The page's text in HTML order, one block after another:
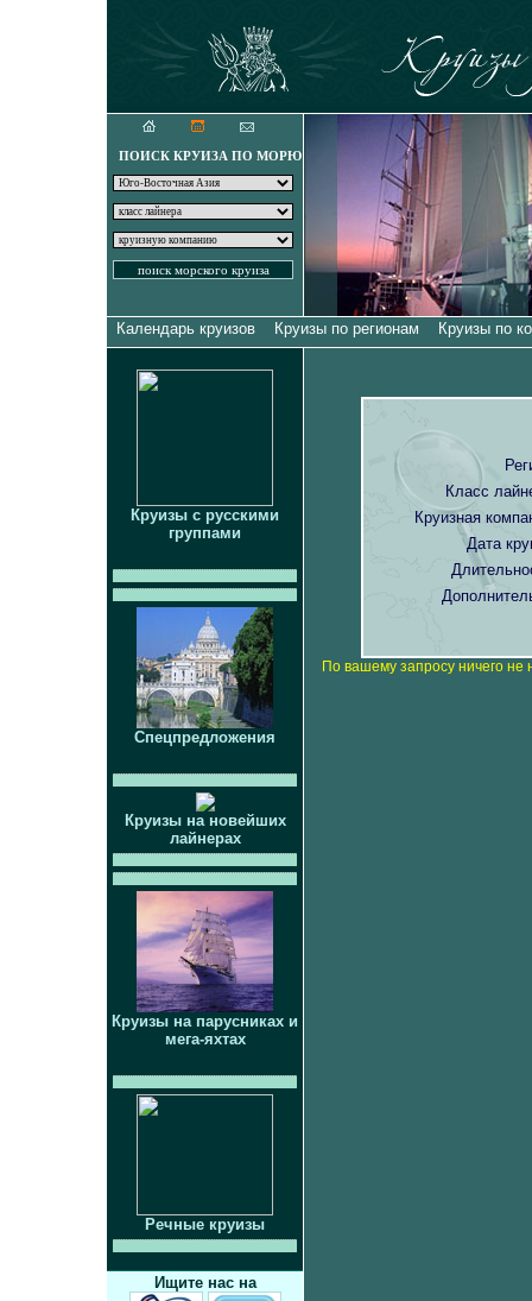
Круизы для
ПОИСК КРУИЗА ПО МОРЮ
Календарь круизов Круизы по регионам Круизы по
Круизы с русскими
группами
Спецпредложения
Круизы на новейших
лайнерах
Круизы на парусниках и
мега-яхтах
Речные круизы
Ищите нас на
Класс
Круизная
Дата
По вашему запросу ничего не